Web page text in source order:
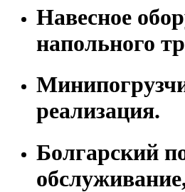
Навесное
напольного
реализация.
Болгарский